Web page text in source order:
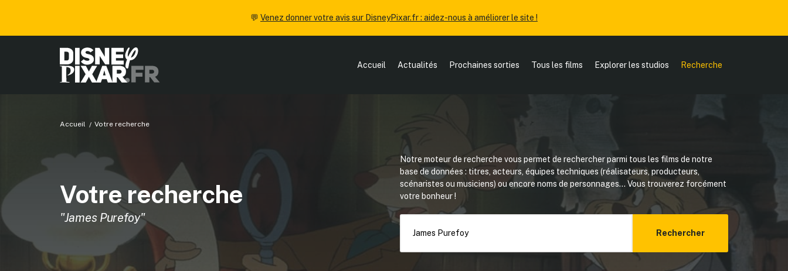
💬 Venez donner votre avis sur DisneyPixar.fr : aidez-nous à améliorer le site !
Accueil Actualités Prochaines sorties Tous les films Explorer les studios Recherche
Accueil Votre recherche
Votre recherche
"James Purefoy"
Notre moteur de recherche vous permet de rechercher parmi tous les films de notre
base de données : titres, acteurs, équipes techniques (réalisateurs, producteurs,
scénaristes ou musiciens) ou encore noms de personnages... Vous trouverez forcément
votre bonheur !
Rechercher